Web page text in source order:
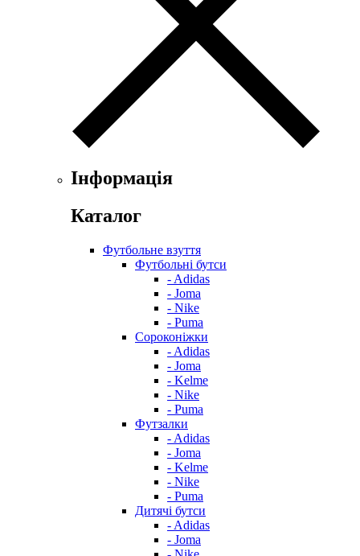
Інформація
Каталог
Футбольне взуття
Футбольні бутси
- Adidas
- Joma
- Nike
- Puma
Сороконіжки
- Adidas
- Joma
- Kelme
- Nike
- Puma
Футзалки
- Adidas
- Joma
- Kelme
- Nike
- Puma
Дитячі бутси
- Adidas
- Joma